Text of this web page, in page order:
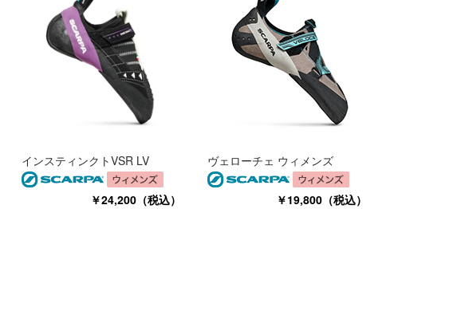
インスティンクトVSR LV
￥24,200（税込）
ヴェローチェ ウィメンズ
￥19,800（税込）